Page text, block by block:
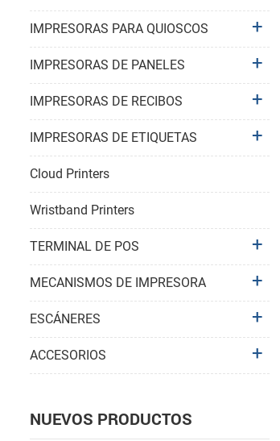
IMPRESORAS PARA QUIOSCOS
IMPRESORAS DE PANELES
IMPRESORAS DE RECIBOS
IMPRESORAS DE ETIQUETAS
Cloud Printers
Wristband Printers
TERMINAL DE POS
MECANISMOS DE IMPRESORA
ESCÁNERES
ACCESORIOS
NUEVOS PRODUCTOS